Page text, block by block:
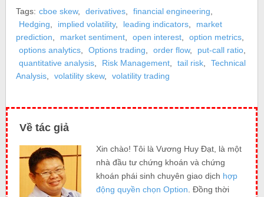
Tags: cboe skew, derivatives, financial engineering,
Hedging, implied volatility, leading indicators,
market
prediction, market sentiment, open interest, option metrics,
options analytics, Options trading, order flow, put‑call ratio,
quantitative analysis, Risk Management, tail risk,
Technical
Analysis, volatility skew, volatility trading
Về tác giả
Xin chào! Tôi là Vương Huy Đạt, là một
nhà đầu tư chứng khoán và chứng
khoán phái sinh chuyên giao dịch hợp
động quyền chọn Option. Đồng thời